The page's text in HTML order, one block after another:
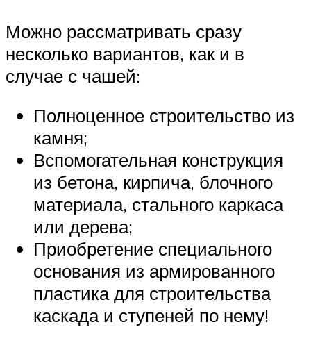
Можно рассматривать сразу
несколько вариантов, как и в
случае с чашей:
Полноценное строительство из
камня;
Вспомогательная конструкция
из бетона, кирпича, блочного
материала, стального каркаса
или дерева;
Приобретение специального
основания из армированного
пластика для строительства
каскада и ступеней по нему!